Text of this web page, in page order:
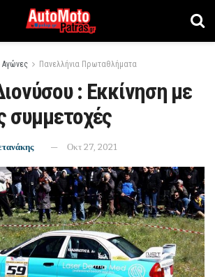
Αγώνες Πανελλήνια Πρωταθλήματα
: Εκκίνηση με
συμμετοχές
Οκτ 27, 2021